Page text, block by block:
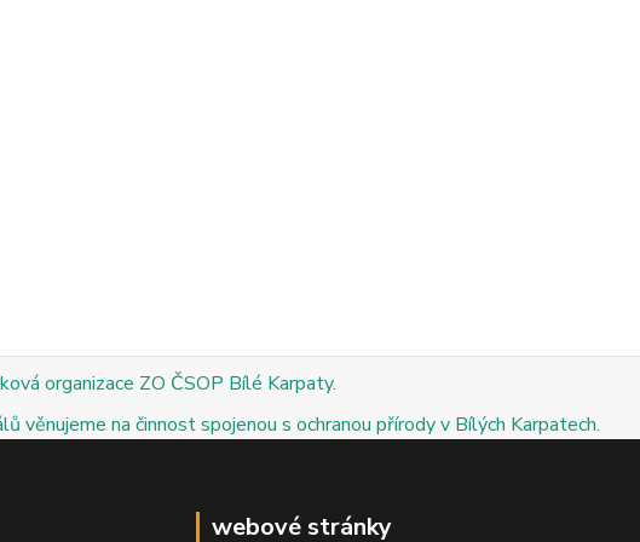
organizace ZO ČSOP Bílé Karpaty.
věnujeme na činnost spojenou s ochranou přírody v Bílých Karpatech.
webové stránky